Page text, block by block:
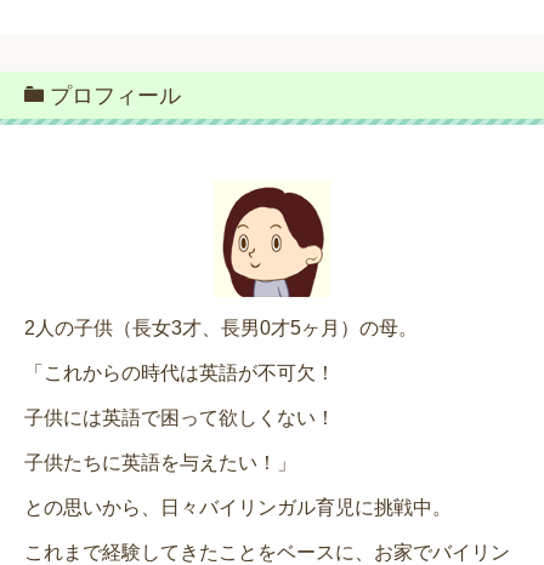
プロフィール
2人の子供（長女3才、長男0才5ヶ月）の母。
「これからの時代は英語が不可欠！
子供には英語で困って欲しくない！
子供たちに英語を与えたい！」
との思いから、日々バイリンガル育児に挑戦中。
これまで経験してきたことをベースに、お家でバイリン